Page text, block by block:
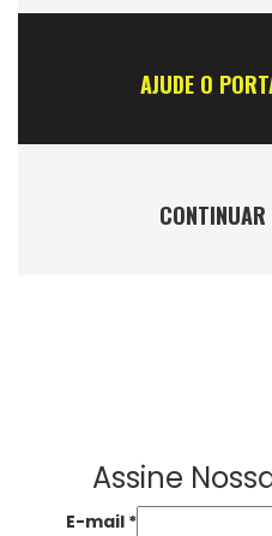
AJUDE O
CONTINUAR
Assine
E-mail *